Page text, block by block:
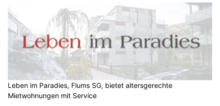
Leben im Paradies, Flums SG, bietet altersgerechte
Mietwohnungen mit Service